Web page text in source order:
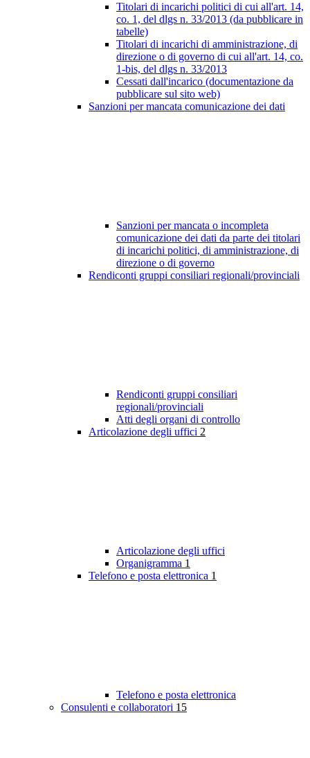
Titolari di incarichi politici di cui all'art. 14,
co. 1, del dlgs n. 33/2013 (da pubblicare in
tabelle)
Titolari di incarichi di amministrazione, di
direzione o di governo di cui all'art. 14, co.
1-bis, del dlgs n. 33/2013
Cessati dall'incarico (documentazione da
pubblicare sul sito web)
Sanzioni per mancata comunicazione dei dati
Sanzioni per mancata o incompleta
comunicazione dei dati da parte dei titolari
di incarichi politici, di amministrazione, di
direzione o di governo
Rendiconti gruppi consiliari regionali/provinciali
Rendiconti gruppi consiliari
regionali/provinciali
Atti degli organi di controllo
Articolazione degli uffici 2
Articolazione degli uffici
Organigramma 1
Telefono e posta elettronica 1
Telefono e posta elettronica
Consulenti e collaboratori 15